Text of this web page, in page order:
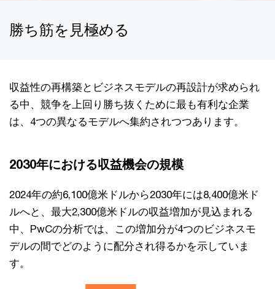
勝ち筋を見極める
収益性の再構築とビジネスモデルの再設計が求められ
る中、競争を上回り勝ち抜くために最も有利な企業
は、4つの異なるモデルへ集約されつつあります。
2030年における収益機会の規模
2024年の約6,100億米ドルから2030年には8,400億米ド
ルへと、最大2,300億米ドルの収益増加が見込まれる
中、PwCの分析では、この増加分が4つのビジネスモ
デルの間でどのように配分され得るかを示していま
す。